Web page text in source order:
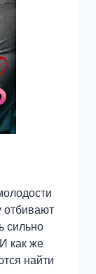
отбивают
сильно
как же
найти